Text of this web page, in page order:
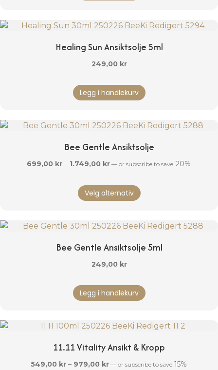
varianter.
kan
Healing Sun Ansiktsolje 5ml
249,00 kr
Legg i handlekurv
Bee Gentle Ansiktsolje
699,00 kr – 1.749,00 krPrisområde:
til
1.749,00 kr
— or subscribe to save 20%
Velg alternativ
produktet
varianter.
kan
Bee Gentle Ansiktsolje 5ml
249,00 kr
Legg i handlekurv
11.11 Vitality Ansikt & Kropp
549,00 kr – 979,00 krPrisområde:
—or subscribe to save 15%